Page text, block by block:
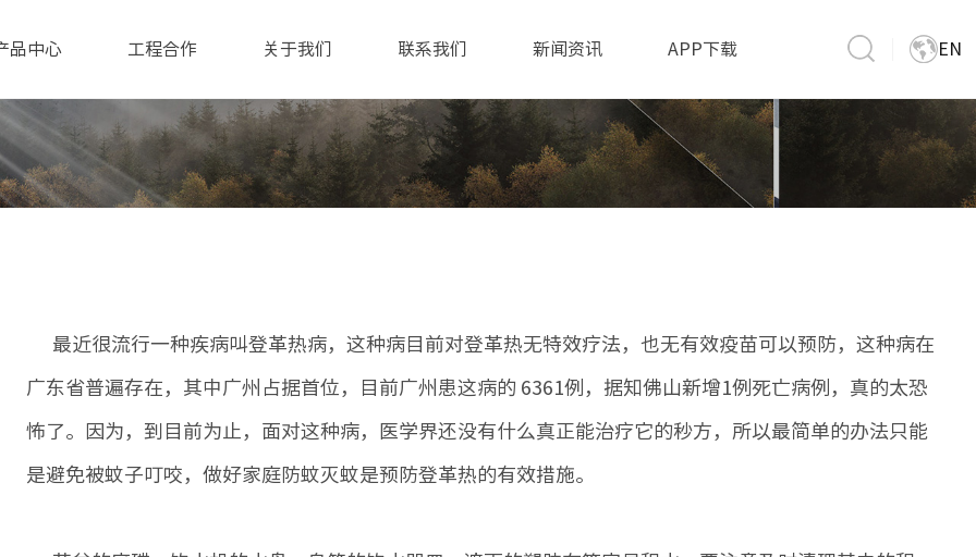
品中心 工程合作 关于我们 联系我们 新闻资讯 APP下载 EN
最近很流行一种疾病叫登革热病，这种病目前对登革热无特效疗法，也无有效疫苗可以预防，这种病在
广东省普遍存在，其中广州占据首位，目前广州患这病的 6361例，据知佛山新增1例死亡病例，真的太恐
怖了。因为，到目前为止，面对这种病，医学界还没有什么真正能治疗它的秒方，所以最简单的办法只能
是避免被蚊子叮咬，做好家庭防蚊灭蚊是预防登革热的有效措施。